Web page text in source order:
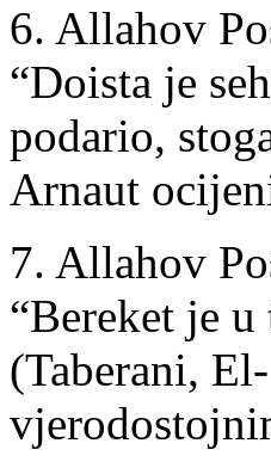
6. Allahov
“Doista je
podario,
Arnaut
7. Allahov
“Bereket je
(Taberani,